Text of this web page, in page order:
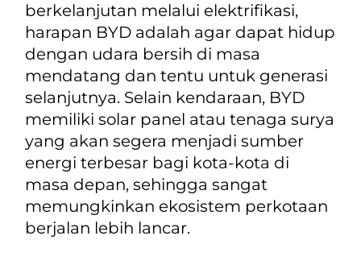
berkelanjutan melalui elektrifikasi,
harapan BYD adalah agar dapat hidup
dengan udara bersih di masa
mendatang dan tentu untuk generasi
selanjutnya. Selain kendaraan, BYD
memiliki solar panel atau tenaga surya
yang akan segera menjadi sumber
energi terbesar bagi kota-kota di
masa depan, sehingga sangat
memungkinkan ekosistem perkotaan
berjalan lebih lancar.